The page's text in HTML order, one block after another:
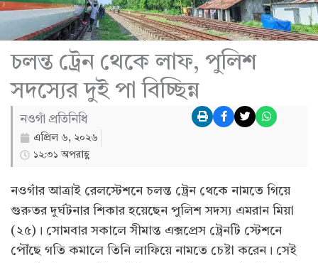
চলন্ত ট্রেন থেকে লাফ, পুলিশ
সদস্যের দুই পা বিচ্ছিন্ন
নওগাঁ প্রতিনিধি
এপ্রিল ৬, ২০২৬
১২:৩১ অপরাহ্ণ
নওগাঁর আত্রাই রেলস্টেশনে চলন্ত ট্রেন থেকে নামতে গিয়ে
গুরুতর দুর্ঘটনার শিকার হয়েছেন পুলিশ সদস্য এমরান মিয়া
(২৫)। সোমবার সকালে সীমান্ত এক্সপ্রেস ট্রেনটি স্টেশনে
পৌঁছে গতি কমালে তিনি লাফিয়ে নামতে চেষ্টা করেন। সেই